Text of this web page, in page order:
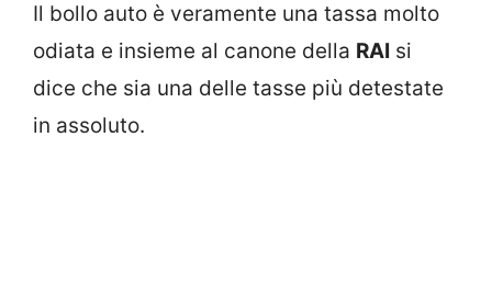
Il bollo auto è veramente una tassa molto
odiata e insieme al canone della RAI si
dice che sia una delle tasse più detestate
in assoluto.